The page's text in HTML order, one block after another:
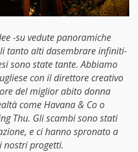
-su vedute panoramiche
tanto alti dasembrare infiniti-
sono state tante. Abbiamo
con il direttore creativo
del miglior abito donna
come Havana & Co o
Thu. Gli scambi sono stati
e ci hanno spronato a
nostri progetti.